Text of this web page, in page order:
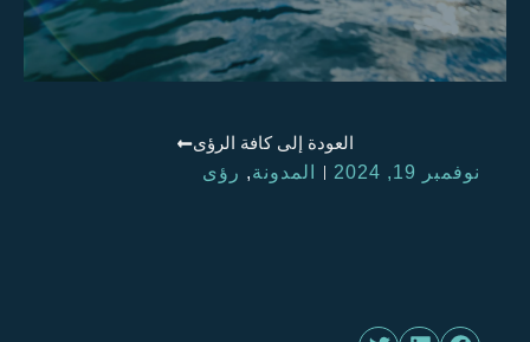
العودة إلى كافة الرؤى
نوفمبر 19, 2024 المدونة, رؤى